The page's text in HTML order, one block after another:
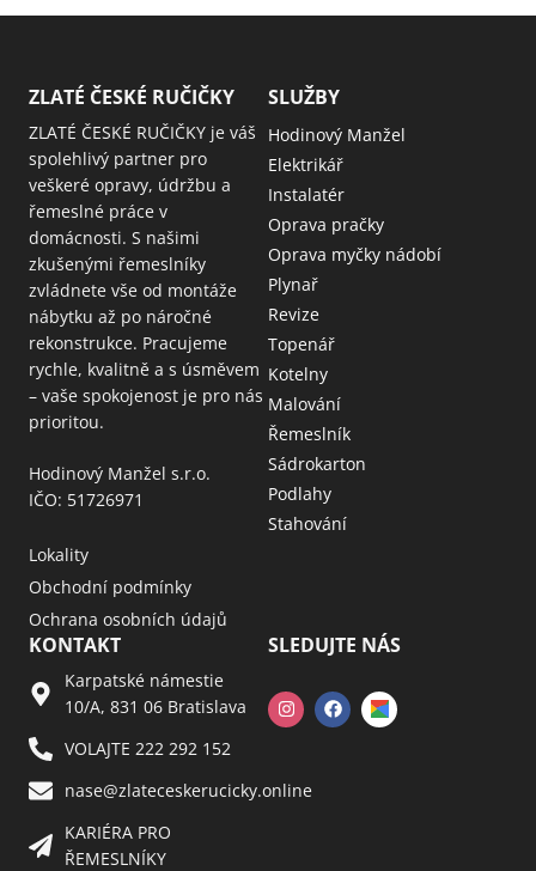
ZLATÉ ČESKÉ RUČIČKY
ZLATÉ ČESKÉ RUČIČKY je váš
spolehlivý partner pro
veškeré opravy, údržbu a
řemeslné práce v
domácnosti. S našimi
zkušenými řemeslníky
zvládnete vše od montáže
nábytku až po náročné
rekonstrukce. Pracujeme
rychle, kvalitně a s úsměvem
– vaše spokojenost je pro nás
prioritou.
Hodinový Manžel s.r.o.
IČO: 51726971
Lokality
Obchodní podmínky
Ochrana osobních údajů
SLUŽBY
Hodinový Manžel
Elektrikář
Instalatér
Oprava pračky
Oprava myčky nádobí
Plynař
Revize
Topenář
Kotelny
Malování
Řemeslník
Sádrokarton
Podlahy
Stahování
KONTAKT
Karpatské námestie
10/A, 831 06 Bratislava
VOLAJTE 222 292 152
nase@zlateceskerucicky.online
KARIÉRA PRO
ŘEMESLNÍKY
SLEDUJTE NÁS